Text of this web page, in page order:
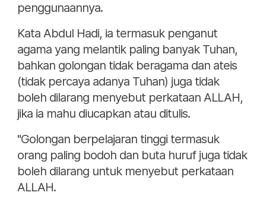
penggunaannya.
Kata Abdul Hadi, ia termasuk penganut
agama yang melantik paling banyak Tuhan,
bahkan golongan tidak beragama dan ateis
(tidak percaya adanya Tuhan) juga tidak
boleh dilarang menyebut perkataan ALLAH,
jika ia mahu diucapkan atau ditulis.
"Golongan berpelajaran tinggi termasuk
orang paling bodoh dan buta huruf juga tidak
boleh dilarang untuk menyebut perkataan
ALLAH.